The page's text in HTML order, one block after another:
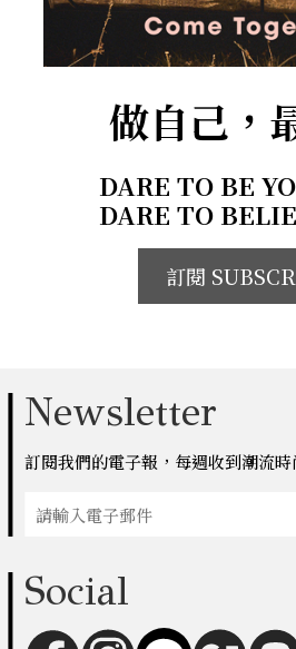
做自己，
DARE TO BE
DARE TO
訂閱
Newsletter
訂閱我們的電子報，每週收到潮流
Social